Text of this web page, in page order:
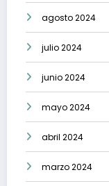
agosto 2024
julio 2024
junio 2024
mayo 2024
abril 2024
marzo 2024